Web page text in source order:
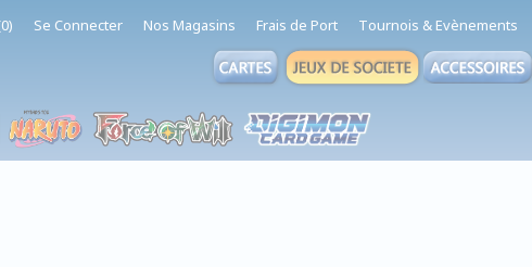
Se Connecter Nos Magasins Frais de Port Tournois & Evènements